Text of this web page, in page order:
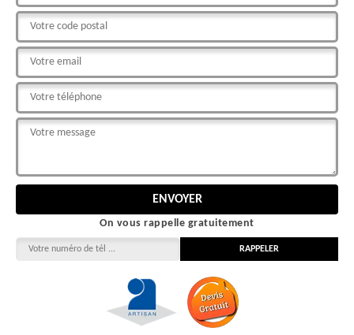
On vous rappelle gratuitement